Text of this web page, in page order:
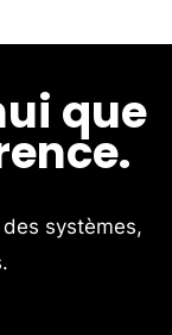
que
systèmes,